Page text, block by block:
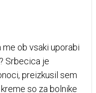
me ob vsaki uporabi
Srbecica je
preizkusil sem
so za bolnike